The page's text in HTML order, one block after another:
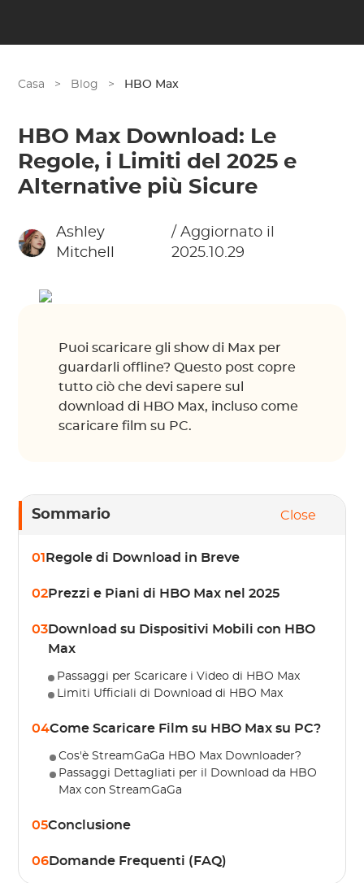
Casa > Blog > HBO Max
HBO Max Download: Le
Regole, i Limiti del 2025 e
Alternative più Sicure
Ashley
Mitchell
/ Aggiornato il
2025.10.29
Puoi scaricare gli show di Max per
guardarli offline? Questo post copre
tutto ciò che devi sapere sul
download di HBO Max, incluso come
scaricare film su PC.
Sommario Close
01 Regole di Download in Breve
02Prezzi e Piani di HBO Max nel 2025
03Download su Dispositivi Mobili con HBO
Max
Passaggi per Scaricare i Video di HBO Max
Limiti Ufficiali di Download di HBO Max
04Come Scaricare Film su HBO Max su PC?
Cos'è StreamGaGa HBO Max Downloader?
Passaggi Dettagliati per il Download da HBO
Max con StreamGaGa
05Conclusione
06Domande Frequenti (FAQ)